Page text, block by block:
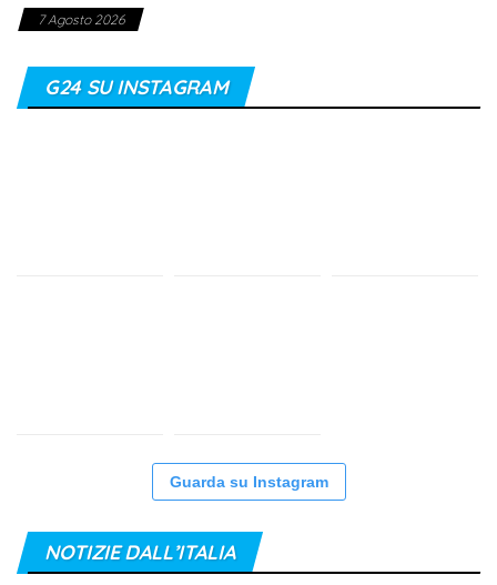
7 Agosto 2026
G24 SU INSTAGRAM
Guarda su Instagram
NOTIZIE DALL’ITALIA